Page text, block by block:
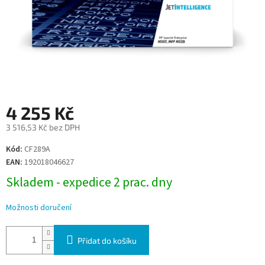
4 255 Kč
3 516,53 Kč bez DPH
Měrná
cena:
Kód: CF289A
EAN: 192018046627
Skladem - expedice 2 prac. dny
Možnosti doručení
Přidat do košíku